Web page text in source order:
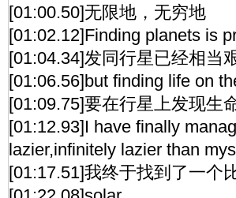
[01:00.50]无限地，无穷地
[01:02.12]Finding planets is
[01:04.34]发同行星已经相当
[01:06.56]but finding life on
[01:09.75]要在行星上发现生
[01:12.93]I have finally
lazier,infinitely lazier than
[01:17.51]我终于找到了一